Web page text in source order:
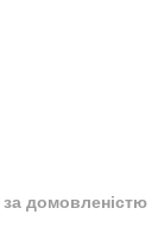
за домовленістю